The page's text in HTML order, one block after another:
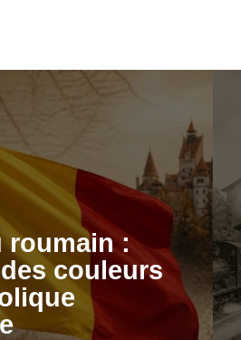
roumain :
couleurs